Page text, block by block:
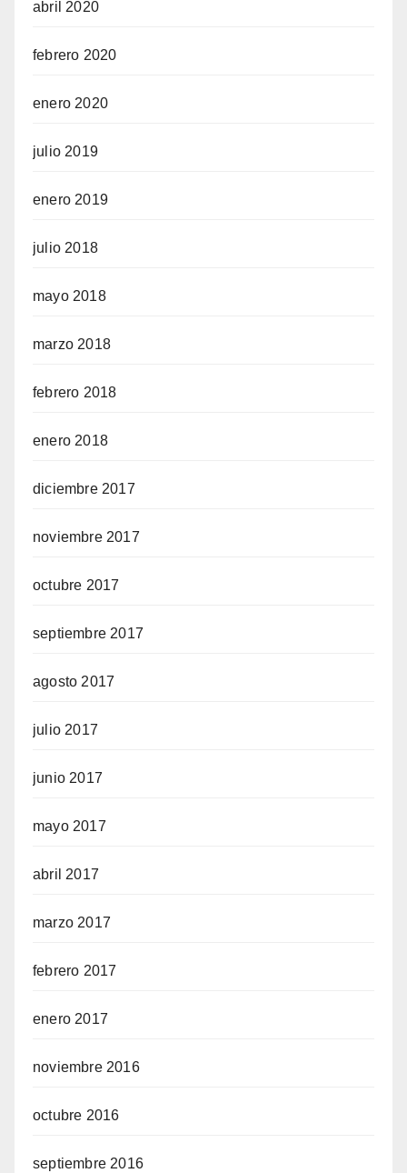
abril 2020
febrero 2020
enero 2020
julio 2019
enero 2019
julio 2018
mayo 2018
marzo 2018
febrero 2018
enero 2018
diciembre 2017
noviembre 2017
octubre 2017
septiembre 2017
agosto 2017
julio 2017
junio 2017
mayo 2017
abril 2017
marzo 2017
febrero 2017
enero 2017
noviembre 2016
octubre 2016
septiembre 2016